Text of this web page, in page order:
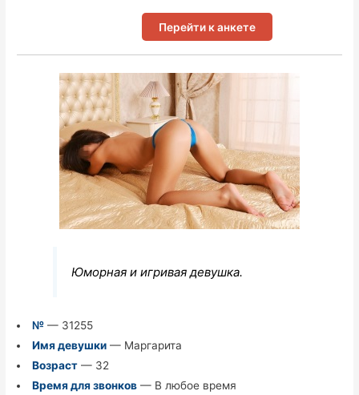
Перейти к анкете
Юморная и игривая девушка.
№— 31255
Имя девушки— Маргарита
Возраст— 32
Время для звонков— В любое время